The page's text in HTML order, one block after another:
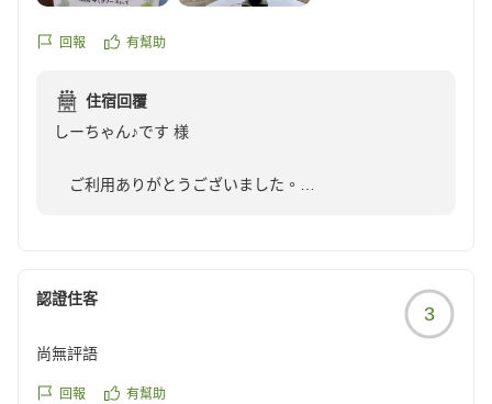
納豆もとても良かったです
クチコミの詳細はこちらから
https://review.travel.rakuten.co.jp/hotel/voice/68157?
回報 有幫助
住宿回覆
しーちゃん♪です 様
ご利用ありがとうございました。
様、一組でも多くの方々にご満足頂けますように、お迎
認證住客
3
尚無評語
回報 有幫助